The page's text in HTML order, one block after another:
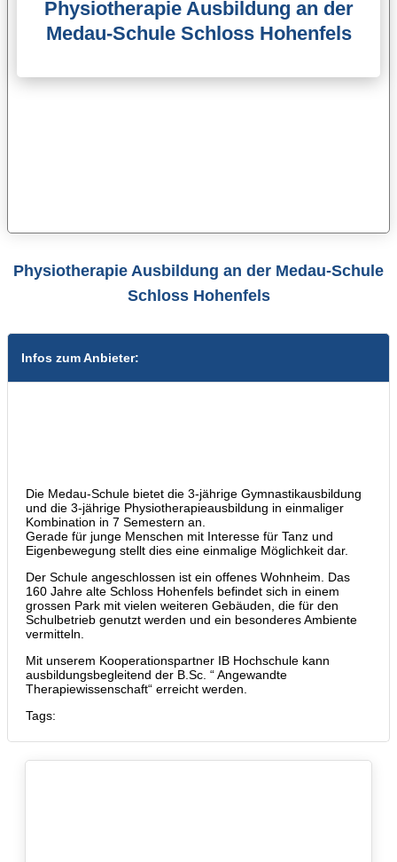
Physiotherapie Ausbildung an der
Medau-Schule Schloss Hohenfels
Physiotherapie Ausbildung an der Medau-Schule
Schloss Hohenfels
Infos zum Anbieter:
Die Medau-Schule bietet die 3-jährige Gymnastikausbildung
und die 3-jährige Physiotherapieausbildung in einmaliger
Kombination in 7 Semestern an.
Gerade für junge Menschen mit Interesse für Tanz und
Eigenbewegung stellt dies eine einmalige Möglichkeit dar.
Der Schule angeschlossen ist ein offenes Wohnheim. Das
160 Jahre alte Schloss Hohenfels befindet sich in einem
grossen Park mit vielen weiteren Gebäuden, die für den
Schulbetrieb genutzt werden und ein besonderes Ambiente
vermitteln.
Mit unserem Kooperationspartner IB Hochschule kann
ausbildungsbegleitend der B.Sc. “ Angewandte
Therapiewissenschaft“ erreicht werden.
Tags: